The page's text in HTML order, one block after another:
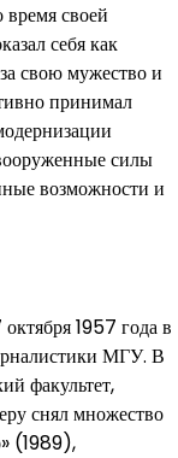
своей
себя как
свою мужество и
принимал
силы
возможности и
1957 года в
МГУ. В
факультет,
снял множество
(1989),